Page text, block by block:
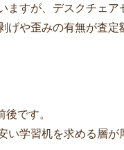
ますが、デスクチェ
や歪みの有無が査定
です。
い学習机を求める層